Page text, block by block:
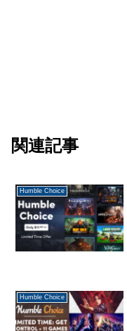
関連記事
Humble Choice
Humble Choice